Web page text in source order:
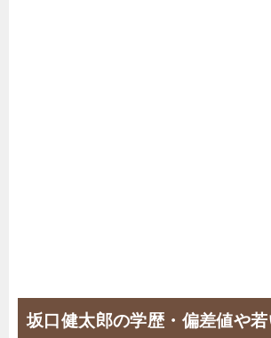
坂口健太郎の学歴・偏差値や若